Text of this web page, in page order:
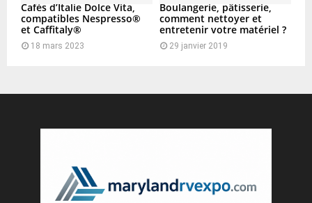
Cafés d’Italie Dolce Vita,
compatibles Nespresso®
et Caffitaly®
18 mars 2023
Boulangerie, pâtisserie,
comment nettoyer et
entretenir votre matériel ?
29 janvier 2019